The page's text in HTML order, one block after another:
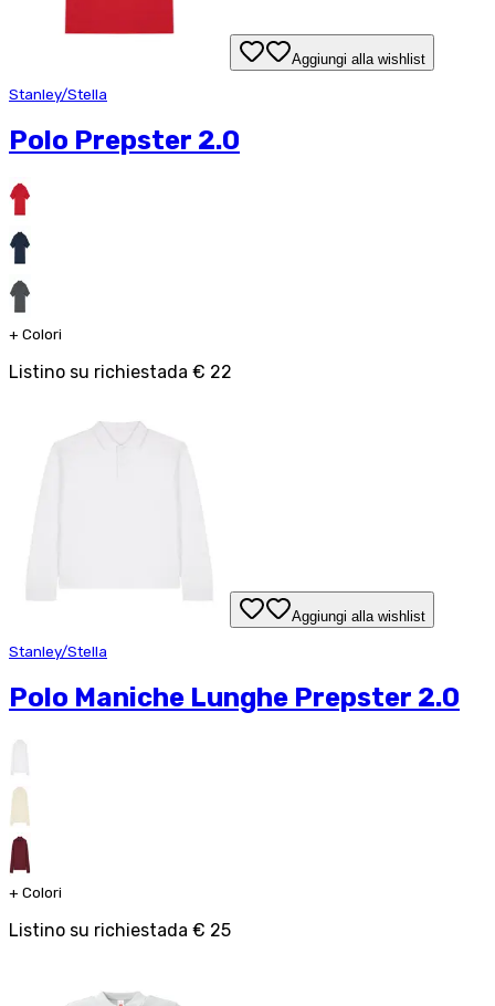
Aggiungi alla wishlist
Stanley/Stella
Polo Prepster 2.0
+ Colori
Listino su richiestada € 22
Aggiungi alla wishlist
Stanley/Stella
Polo Maniche Lunghe Prepster 2.0
+ Colori
Listino su richiestada € 25